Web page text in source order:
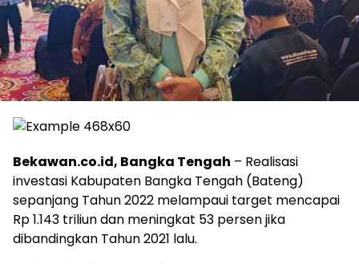
Bekawan.co.id, Bangka Tengah – Realisasi
investasi Kabupaten Bangka Tengah (Bateng)
sepanjang Tahun 2022 melampaui target mencapai
Rp 1.143 triliun dan meningkat 53 persen jika
dibandingkan Tahun 2021 lalu.